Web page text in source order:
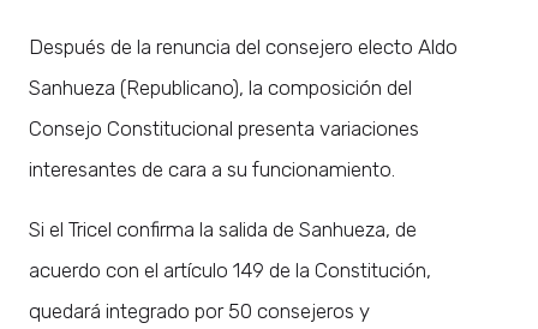
Después de la renuncia del consejero electo Aldo
Sanhueza (Republicano), la composición del
Consejo Constitucional presenta variaciones
interesantes de cara a su funcionamiento.
Si el Tricel confirma la salida de Sanhueza, de
acuerdo con el artículo 149 de la Constitución,
quedará integrado por 50 consejeros y